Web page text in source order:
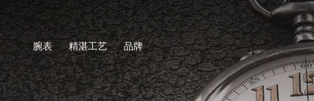
腕表 精湛工艺 品牌